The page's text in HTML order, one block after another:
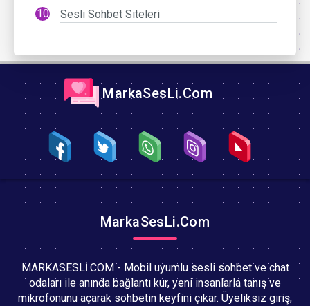
Sesli Sohbet Siteleri
MarkaSesLi.Com
MarkaSesLi.Com
MARKASESLİ.COM - Mobil uyumlu sesli sohbet ve chat
odaları ile anında bağlantı kur, yeni insanlarla tanış ve
mikrofonunu açarak sohbetin keyfini çıkar. Üyeliksiz giriş,